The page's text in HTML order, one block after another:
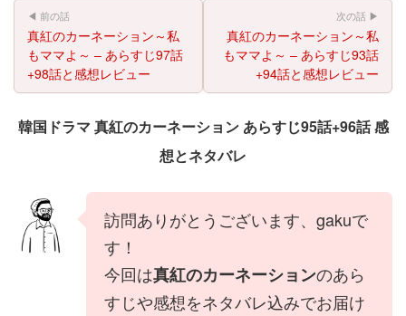
◀ 前の話
真紅のカーネーション～私
もママよ～ – あらすじ97話
+98話と感想レビュー
次の話 ▶
真紅のカーネーション～私
もママよ～ – あらすじ93話
+94話と感想レビュー
韓国ドラマ 真紅のカーネーション あらすじ95話+96話 感
想とネタバレ
訪問ありがとうございます、gakuで
す！
今回は真紅のカーネーションのあら
すじや感想をネタバレ込みでお届け